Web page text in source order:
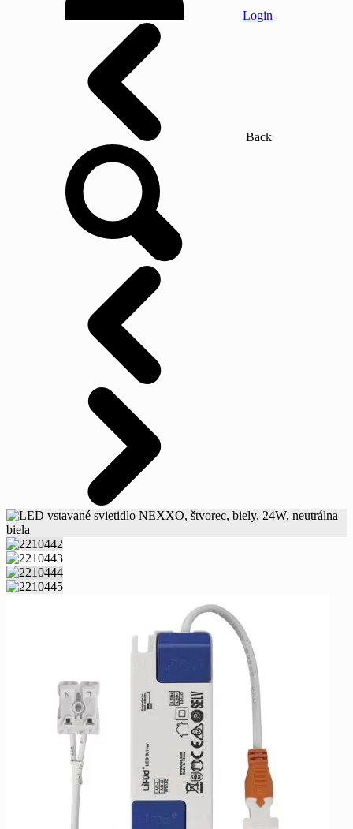
Login
Back